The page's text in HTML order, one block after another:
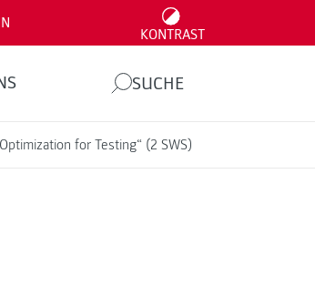
KONTRAST
SUCHE
for Testing“ (2 SWS)